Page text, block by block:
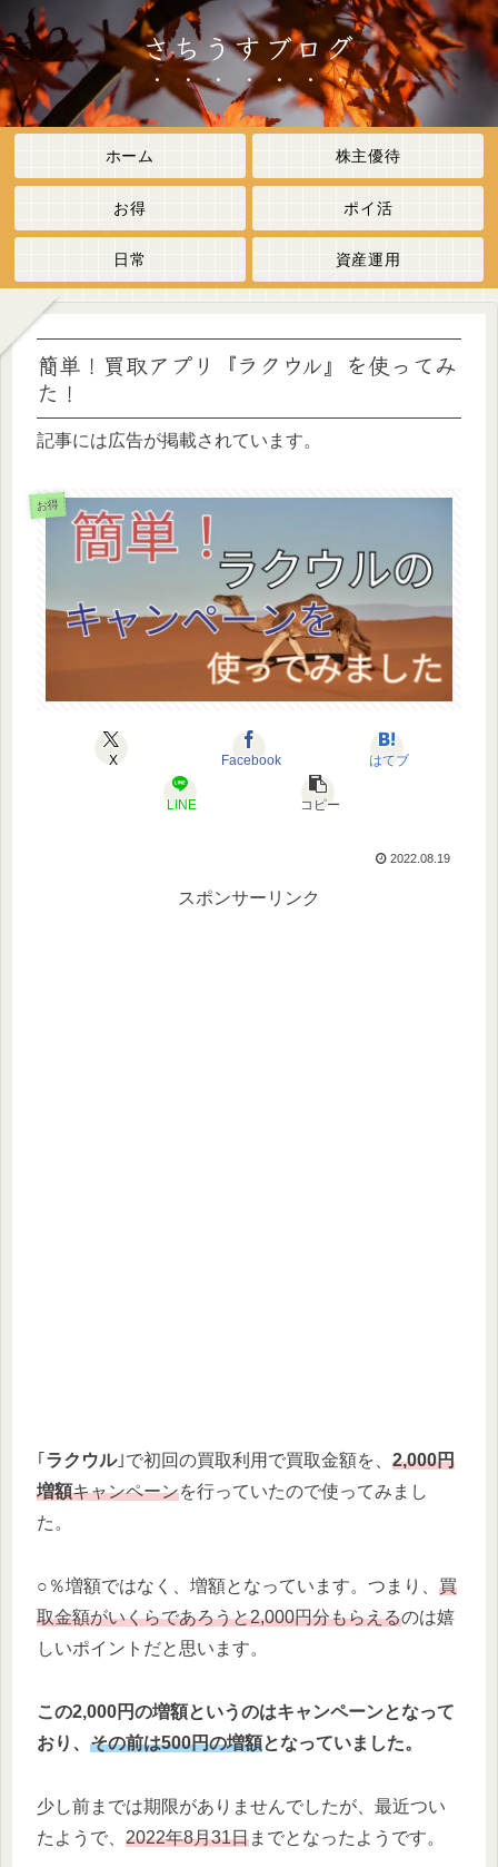
さちうすブログ
ホーム 株主優待
お得 ポイ活
日常 資産運用
簡単！買取アプリ『ラクウル』を使ってみ
た！
記事には広告が掲載されています。
お得
X Facebook はてブ
LINE コピー
2022.08.19
スポンサーリンク
｢ ラクウル｣で初回の買取利用で買取金額を、 2,000円
増額キャンペーンを行っていたので使ってみまし
た。
○％増額ではなく、増額となっています。つまり、 買
取金額がいくらであろうと2,000円分もらえるのは嬉
しいポイントだと思います。
この2,000円の増額というのはキャンペーンとなって
おり、 その前は500円の増額となっていました。
少し前までは期限がありませんでしたが、最近つい
たようで、 2022年8月31日までとなったようです。